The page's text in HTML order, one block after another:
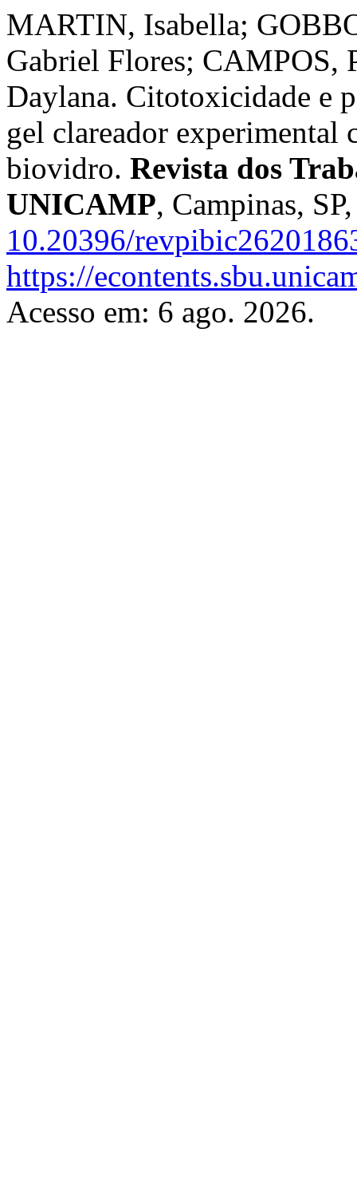
MARTIN, Isabella;
Gabriel Flores; CAMPOS,
Daylana. Citotoxicidade e
gel clareador experimental
biovidro. Revista dos
UNICAMP, Campinas,
10.20396/
https://
Acesso em: 6 ago. 2026.